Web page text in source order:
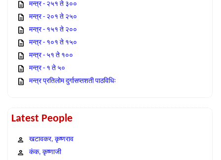
मन्त्र - २५१ ते ३००
मन्त्र - २०१ ते २५०
मन्त्र - १५१ ते २००
मन्त्र - १०१ ते १५०
मन्त्र - ५१ ते १००
मन्त्र - १ ते ५०
मन्त्र प्रतिलोम दुर्गासप्तशती पाठविधिः
Latest People
खटावकर, कृष्णराव
कंक, कृष्णाजी